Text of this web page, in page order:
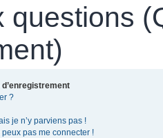
questions
?
je n’y parviens pas !
pas me connecter !